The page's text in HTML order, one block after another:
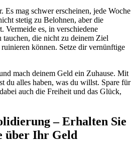
Es mag schwer erscheinen, jede Woche
stetig zu Belohnen, aber die
Vermeide es, in verschiedene
die nicht zu deinem Ziel
können. Setze dir vernünftige
mach deinem Geld ein Zuhause. Mit
du alles haben, was du willst. Spare für
auch die Freiheit und das Glück,
– Erhalten Sie
über Ihr Geld